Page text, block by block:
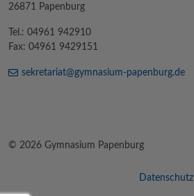
26871 Papenburg
Tel.: 04961 942910
Fax: 04961 9429151
sekretariat@gymnasium-papenburg.de
© 2026 Gymnasium Papenburg
Datenschutz